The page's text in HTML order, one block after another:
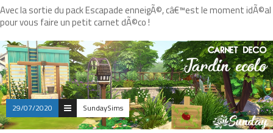
Avec la sortie du pack Escapade enneigÃ©, câ€™est le moment idÃ©al
pour vous faire un petit carnet dÃ©co !
29/07/2020 SundaySims